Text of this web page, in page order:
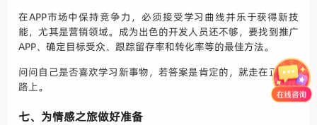
在APP市场中保持竞争力，必须接受学习曲线并乐于获得新技
能，尤其是营销领域。成为出色的开发人员还不够，要找到推广
APP、确定目标受众、跟踪留存率和转化率等的最佳方法。
问问自己是否喜欢学习新事物，若答案是肯定的，就走在正确道
路上。
七、为情感之旅做好准备